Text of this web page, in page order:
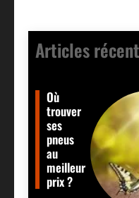
Articles
Où
trouver
ses
pneus
au
meilleur
prix ?